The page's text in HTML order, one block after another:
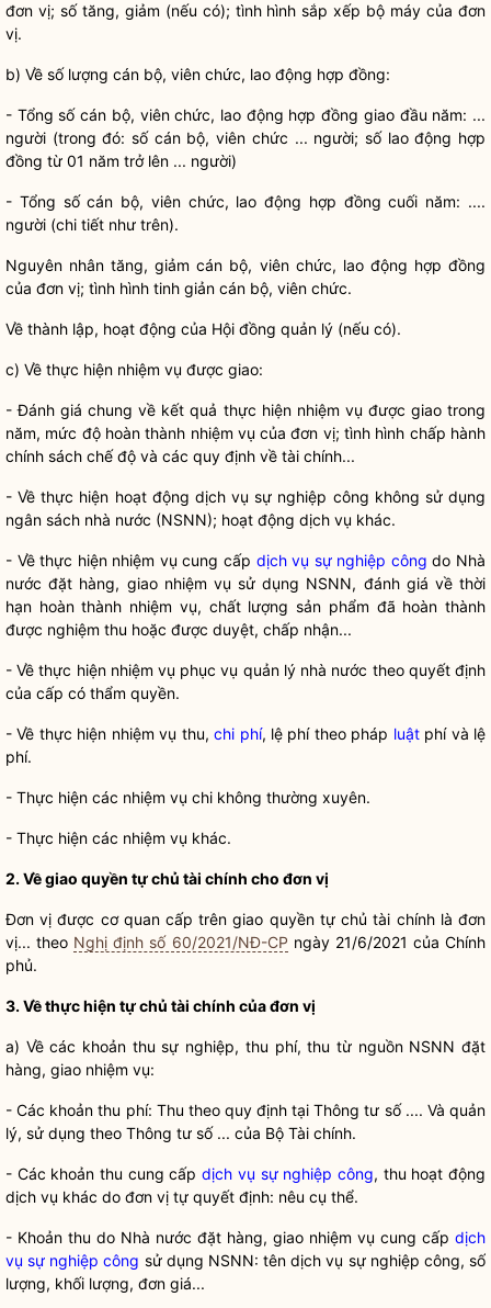
đơn vị; số tăng, giảm (nếu có); tình hình sắp xếp bộ máy của đơn
vị.
b) Về số lượng cán bộ, viên chức, lao động hợp đồng:
- Tổng số cán bộ, viên chức, lao động hợp đồng giao đầu năm: ...
người (trong đó: số cán bộ, viên chức ... người; số lao động hợp
đồng từ 01 năm trở lên ... người)
- Tổng số cán bộ, viên chức, lao động hợp đồng cuối năm: ....
người (chi tiết như trên).
Nguyên nhân tăng, giảm cán bộ, viên chức, lao động hợp đồng
của đơn vị; tình hình tinh giản cán bộ, viên chức.
Về thành lập, hoạt động của Hội đồng quản lý (nếu có).
c) Về thực hiện nhiệm vụ được giao:
- Đánh giáchung về kết quả thực hiện nhiệm vụ được giao trong
năm, mức độ hoàn thành nhiệm vụ của đơn vị; tình hình chấp hành
chính sách chế độ và các quy định về tài chính...
-Về thực hiện hoạt động dịch vụ sự nghiệp công không sử dụng
ngân sách nhà nước (NSNN); hoạt động dịch vụ khác.
- Về thực hiện nhiệm vụ cung cấp dịch vụ sự nghiệp công do Nhà
nước đặt hàng, giao nhiệm vụ sử dụng NSNN, đánh giá về thời
hạn hoàn thành nhiệm vụ, chất lượng sản phẩm đã hoàn thành
được nghiệm thu hoặc được duyệt, chấp nhận...
- Về thực hiện nhiệm vụ phục vụ quản lý nhà nước theo quyết định
của cấp có thẩm quyền.
-Về thực hiện nhiệm vụ thu,chi phí, lệ phí theo pháp luậtphí và lệ
phí.
- Thực hiện các nhiệm vụ chi không thường xuyên.
- Thực hiện các nhiệm vụ khác.
2. Về giao quyền tự chủ tài chính cho đơn vị
Đơn vị được cơ quan cấp trên giao quyềntự chủ tài chính là đơn
vị... theo Nghị định số 60/2021/NĐ-CP ngày 21/6/2021 của Chính
phủ.
3. Về thực hiện tự chủ tài chính của đơn vị
a) Về các khoản thu sự nghiệp, thu phí, thu từ nguồn NSNN đặt
hàng, giao nhiệm vụ:
- Các khoản thu phí: Thu theo quy định tại Thông tư số .... Và quản
lý, sử dụng theo Thông tư số ... của Bộ Tài chính.
- Các khoản thu cung cấpdịch vụ sự nghiệp công, thu hoạt động
dịch vụ khác do đơn vị tự quyết định: nêu cụ thể.
- Khoản thu do Nhà nước đặt hàng, giao nhiệm vụ cung cấp dịch
vụ sự nghiệp công sử dụng NSNN: têndịch vụ sự nghiệp công, số
lượng, khối lượng, đơn giá...